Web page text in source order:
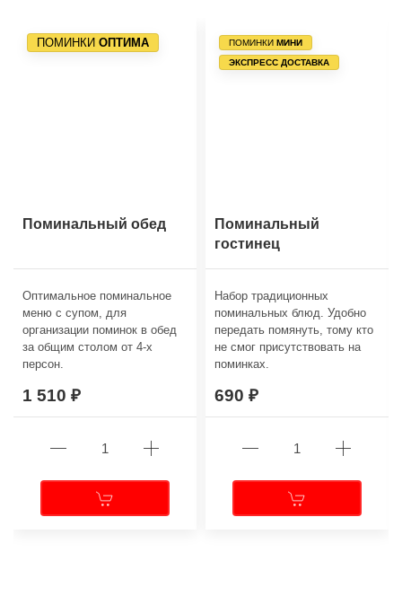
ПОМИНКИ ОПТИМА
Поминальный обед
Оптимальное поминальное
меню с супом, для
организации поминок в обед
за общим столом от 4-х
персон.
1 510
ПОМИНКИ МИНИ
ЭКСПРЕСС ДОСТАВКА
Поминальный
гостинец
Набор традиционных
поминальных блюд. Удобно
передать помянуть, тому кто
не смог присутствовать на
поминках.
690